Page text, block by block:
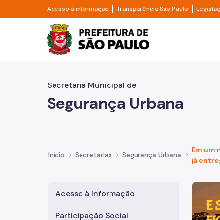
Pular para o Conteúdo principal
Acesso à informação Divisor de acesso à informação
Transparência São Paulo Divisor
Prefeitura de São
Secretaria Municipal de
Segurança Urbana
Início Secretarias Segurança Urbana
Em um
já
Acesso à Informação
Participação Social